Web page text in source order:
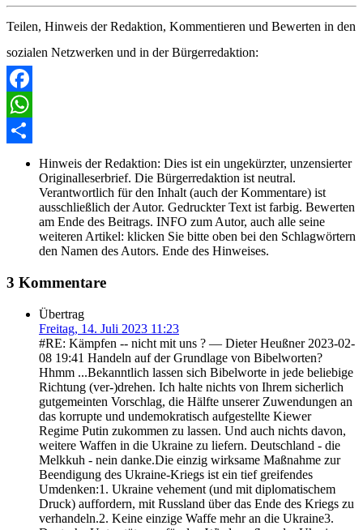
Teilen, Hinweis der Redaktion, Kommentieren und Bewerten in den
sozialen Netzwerken und in der Bürgerredaktion:
Facebook
WhatsApp
Hinweis der Redaktion: Dies ist ein ungekürzter, unzensierter
Originalleserbrief. Die Bürgerredaktion ist neutral.
Verantwortlich für den Inhalt (auch der Kommentare) ist
ausschließlich der Autor. Gedruckter Text ist farbig. Bewerten
am Ende des Beitrags. INFO zum Autor, auch alle seine
weiteren Artikel: klicken Sie bitte oben bei den Schlagwörtern
den Namen des Autors. Ende des Hinweises.
3 Kommentare
Übertrag
Freitag, 14. Juli 2023 11:23
#RE: Kämpfen -- nicht mit uns ? — Dieter Heußner 2023-02-
08 19:41 Handeln auf der Grundlage von Bibelworten?
Hhmm ...Bekanntlich lassen sich Bibelworte in jede beliebige
Richtung (ver-)drehen. Ich halte nichts von Ihrem sicherlich
gutgemeinten Vorschlag, die Hälfte unserer Zuwendungen an
das korrupte und undemokratisch aufgestellte Kiewer
Regime Putin zukommen zu lassen. Und auch nichts davon,
weitere Waffen in die Ukraine zu liefern. Deutschland - die
Melkkuh - nein danke.Die einzig wirksame Maßnahme zur
Beendigung des Ukraine-Kriegs ist ein tief greifendes
Umdenken:1. Ukraine vehement (und mit diplomatischem
Druck) auffordern, mit Russland über das Ende des Kriegs zu
verhandeln.2. Keine einzige Waffe mehr an die Ukraine3.